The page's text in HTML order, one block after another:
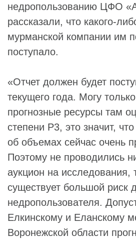
недропользованию ЦФО
рассказали, что какого-
мурманской компании им
поступало.
«Отчет должен будет
текущего года. Могу
прогнозные ресурсы там
степени P3, это значит,
об объемах сейчас очень
Поэтому не проводились
аукцион на исследования,
существует большой риск
недропользователя.
Елкинскому и Еланскому
Воронежской области